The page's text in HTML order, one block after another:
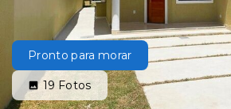
Pronto para morar
19 Fotos